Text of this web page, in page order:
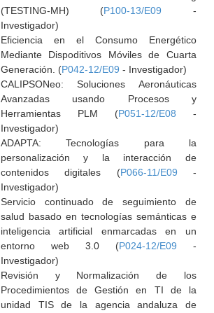
(TESTING-MH) (P100-13/E09 -
Investigador)
Eficiencia en el Consumo Energético
Mediante Dispoditivos Móviles de Cuarta
Generación. (P042-12/E09 - Investigador)
CALIPSONeo: Soluciones Aeronáuticas
Avanzadas usando Procesos y
Herramientas PLM (P051-12/E08 -
Investigador)
ADAPTA: Tecnologías para la
personalización y la interacción de
contenidos digitales (P066-11/E09 -
Investigador)
Servicio continuado de seguimiento de
salud basado en tecnologías semánticas e
inteligencia artificial enmarcadas en un
entorno web 3.0 (P024-12/E09 -
Investigador)
Revisión y Normalización de los
Procedimientos de Gestión en TI de la
unidad TIS de la agencia andaluza de